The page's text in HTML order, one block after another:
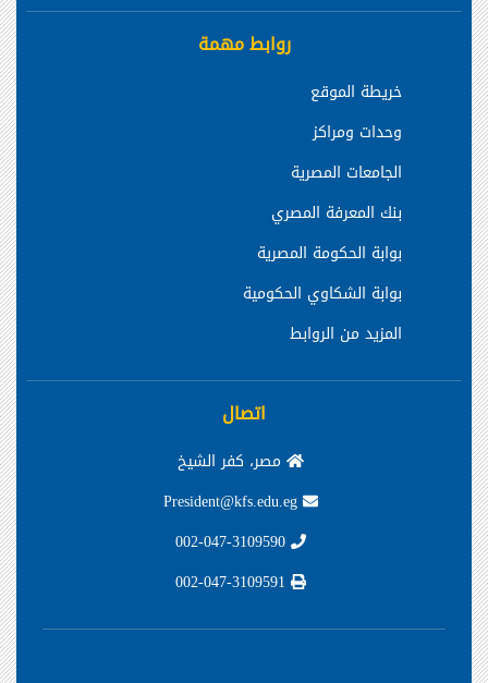
روابط مهمة
خريطة الموقع
وحدات ومراكز
الجامعات المصرية
بنك المعرفة المصري
بوابة الحكومة المصرية
بوابة الشكاوي الحكومية
المزيد من الروابط
اتصال
مصر، كفر الشيخ